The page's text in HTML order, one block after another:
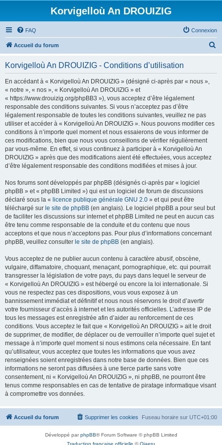
Korvigelloù An DROUIZIG
FAQ Connexion
Accueil du forum
Korvigelloù An DROUIZIG - Conditions d’utilisation
En accédant à « Korvigelloù An DROUIZIG » (désigné ci-après par « nous »,
« notre », « nos », « Korvigelloù An DROUIZIG » et
« https://www.drouizig.org/phpBB3 »), vous acceptez d’être légalement
responsable des conditions suivantes. Si vous n’acceptez pas d’être
légalement responsable de toutes les conditions suivantes, veuillez ne pas
utiliser et accéder à « Korvigelloù An DROUIZIG ». Nous pouvons modifier ces
conditions à n’importe quel moment et nous essaierons de vous informer de
ces modifications, bien que nous vous conseillons de vérifier régulièrement
par vous-même. En effet, si vous continuez à participer à « Korvigelloù An
DROUIZIG » après que des modifications aient été effectuées, vous acceptez
d’être légalement responsable des conditions modifiées et mises à jour.
Nos forums sont développés par phpBB (désignés ci-après par « logiciel
phpBB » et « phpBB Limited ») qui est un logiciel de forum de discussions
déclaré sous la « licence publique générale GNU 2.0 » et qui peut être
téléchargé sur le site de phpBB (en anglais). Le logiciel phpBB a pour seul but
de faciliter les discussions sur internet et phpBB Limited ne peut en aucun cas
être tenu comme responsable de la conduite et du contenu que nous
acceptons et que nous n’acceptons pas. Pour plus d’informations concernant
phpBB, veuillez consulter le site de phpBB (en anglais).
Vous acceptez de ne publier aucun contenu à caractère abusif, obscène,
vulgaire, diffamatoire, choquant, menaçant, pornographique, etc. qui pourrait
transgresser la législation de votre pays, du pays dans lequel le serveur de
« Korvigelloù An DROUIZIG » est hébergé ou encore la loi internationale. Si
vous ne respectez pas ces dispositions, vous vous exposez à un
bannissement immédiat et définitif et nous nous réservons le droit d’avertir
votre fournisseur d’accès à internet et les autorités officielles. L’adresse IP de
tous les messages est enregistrée afin d’aider au renforcement de ces
conditions. Vous acceptez le fait que « Korvigelloù An DROUIZIG » ait le droit
de supprimer, de modifier, de déplacer ou de verrouiller n’importe quel sujet et
message à n’importe quel moment si nous estimons cela nécessaire. En tant
qu’utilisateur, vous acceptez que toutes les informations que vous avez
renseignées soient enregistrées dans notre base de données. Bien que ces
informations ne seront pas diffusées à une tierce partie sans votre
consentement, ni « Korvigelloù An DROUIZIG », ni phpBB, ne pourront être
tenus comme responsables en cas de tentative de piratage informatique visant
à compromettre vos données.
Accueil du forum Fuseau horaire sur UTC+01:00
Supprimer les cookies
Développé parphpBB® Forum Software © phpBB Limited
Traduction française officielle ©Qiaeru